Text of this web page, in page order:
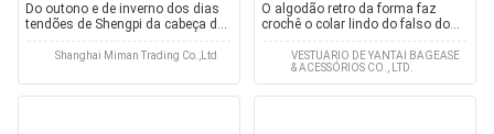
Do outono e de inverno dos dias
tendões de Shengpi da cabeça do
anel do cabelo da bola da pele do
coelho realmente
Shanghai Miman Trading Co.,Ltd
O algodão retro da forma faz
crochê o colar lindo do falso do
decote do motivo da flor do colar
do laço para o Dr.
VESTUÁRIO DE YANTAI BAGEASE
& ACESSÓRIOS CO., LTD.